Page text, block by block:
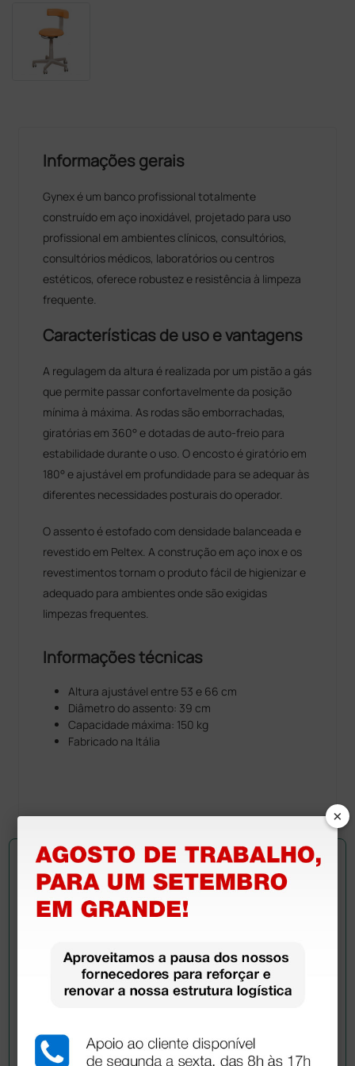
Informações gerais
Gynex é um banco profissional totalmente
construído em aço inoxidável, projetado para uso
profissional em ambientes clínicos, consultórios,
consultórios médicos, laboratórios ou centros
estéticos, oferece robustez e resistência à limpeza
frequente.
Características de uso e vantagens
A regulagem da altura é realizada por um pistão a gás
que permite passar confortavelmente da posição
mínima à máxima. As rodas são emborrachadas,
giratórias em 360° e dotadas de auto-freio para
estabilidade durante o uso. O encosto é giratório em
180° e ajustável em profundidade para se adequar às
diferentes necessidades posturais do operador.
O assento é estofado com densidade balanceada e
revestido em Peltex. A construção em aço inox e os
revestimentos tornam o produto fácil de higienizar e
adequado para ambientes onde são exigidas
limpezas frequentes.
Informações técnicas
Altura ajustável entre 53 e 66 cm
Diâmetro do assento: 39 cm
Capacidade máxima: 150 kg
Fabricado na Itália
Pergunte a um colega
colegas que já adquiriram este produto.
×